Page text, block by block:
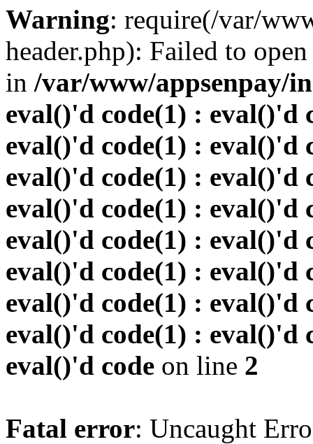
Warning: require(/var/
header.php): Failed to
in /var/www/appsenpay/
eval()'d code(1) : eval()'d
eval()'d code(1) : eval()'d
eval()'d code(1) : eval()'d
eval()'d code(1) : eval()'d
eval()'d code(1) : eval()'d
eval()'d code(1) : eval()'d
eval()'d code(1) : eval()'d
eval()'d code(1) : eval()'d
eval()'d code on line 2
Fatal error: Uncaught